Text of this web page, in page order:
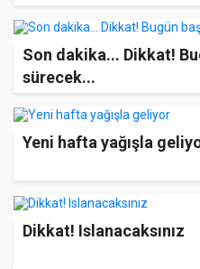
Son dakika... Dikkat!
sürecek...
Yeni hafta yağışla
Dikkat! Islanacaksınız